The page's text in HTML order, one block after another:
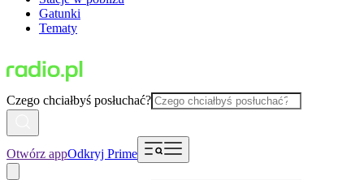
Gatunki
Tematy
Czego chciałbyś posłuchać?
Otwórz appOdkryj Prime